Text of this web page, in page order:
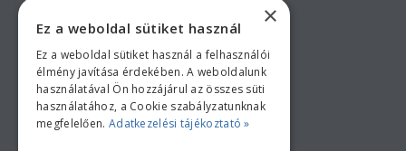
×
Ez a weboldal sütiket használ
Ez a weboldal sütiket használ a felhasználói
élmény javítása érdekében. A weboldalunk
használatával Ön hozzájárul az összes süti
használatához, a Cookie szabályzatunknak
megfelelően. Adatkezelési tájékoztató »